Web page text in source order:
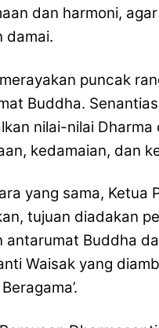
dan harmoni,
damai.
puncak
Buddha.
nilai-nilai
kedamaian, dan
yang sama, Ketua
tujuan diadakan
antarumat Buddha
Waisak yang